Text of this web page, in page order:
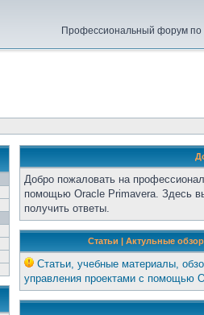
Профессиональный форум по
Добро пожаловать на
помощью Oracle Primavera. Здесь
получить ответы.
Статьи | Актульные
Статьи, учебные материалы,
управления проектами с помощью